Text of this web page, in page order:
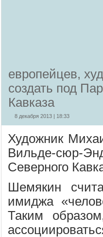
европейцев,
создать под
Кавказа
8 декабря 2013 | 18:33
Художник
Вильде-сюр-
Северного
Шемякин
имиджа
Таким